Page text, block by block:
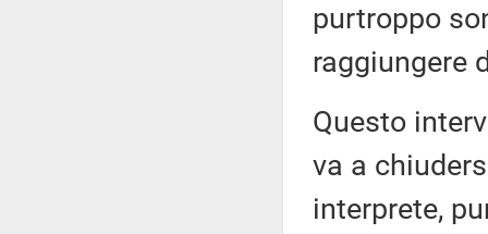
purtroppo
raggiungere
Questo
va a
interprete,